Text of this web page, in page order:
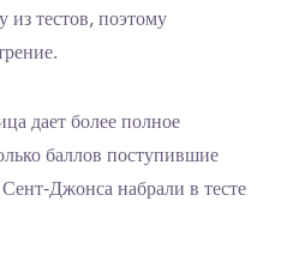
из тестов, поэтому
дает более полное
баллов поступившие
Джонса набрали в тесте